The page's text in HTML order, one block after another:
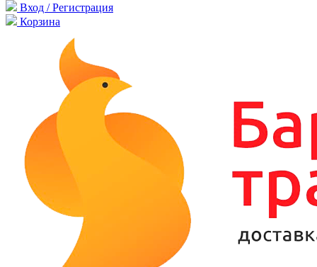
Вход / Регистрация
Корзина